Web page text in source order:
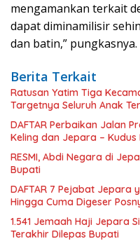
mengamankan terkait
dapat diminamilisir
dan batin,” pungkasnya.
Berita Terkait
Ratusan Yatim Tiga
Targetnya Seluruh Anak
DAFTAR Perbaikan Jalan
Keling dan Jepara – Kudus
RESMI, Abdi Negara di
Bupati
DAFTAR 7 Pejabat Jepara
Hingga Cuma Digeser
1.541 Jemaah Haji Jepara
Terakhir Dilepas Bupati